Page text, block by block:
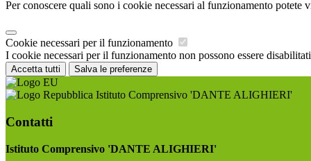
Per conoscere quali sono i cookie necessari al funzionamento potete
Cookie necessari per il funzionamento
I cookie necessari per il funzionamento non possono essere
Accetta tutti Salva le preferenze
Istituto Comprensivo 'DANTE ALIGHIERI'
Contatti
Istituto Comprensivo 'DANTE ALIGHIERI'